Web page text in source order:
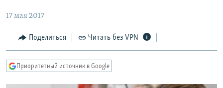
Вернутся
Вернутся
МНЕНИЯ
КУЛЬТУРА
КАВКАЗ.РЕАЛИИ
17 мая 2017
Поделиться Читать без VPN
Приоритетный источник в Google